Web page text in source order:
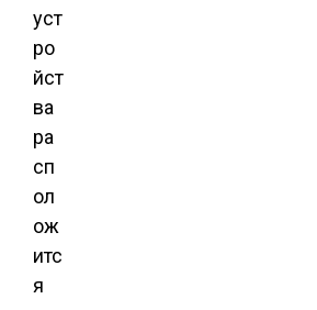
уст
ро
йст
ва
ра
сп
ол
ож
итс
я